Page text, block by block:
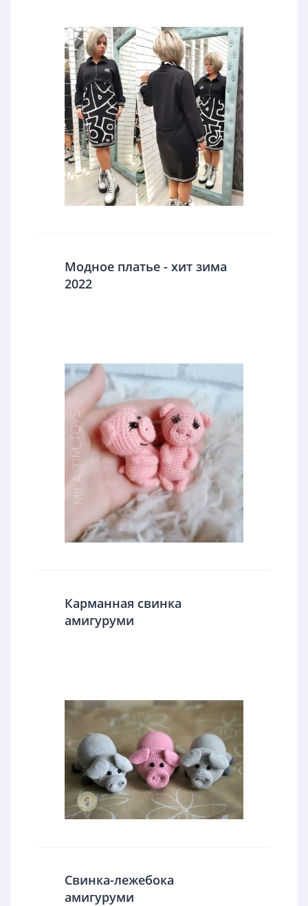
Модное платье - хит зима
2022
Карманная свинка
амигуруми
Свинка-лежебока
амигуруми